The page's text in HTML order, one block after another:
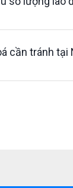
cần tránh tại